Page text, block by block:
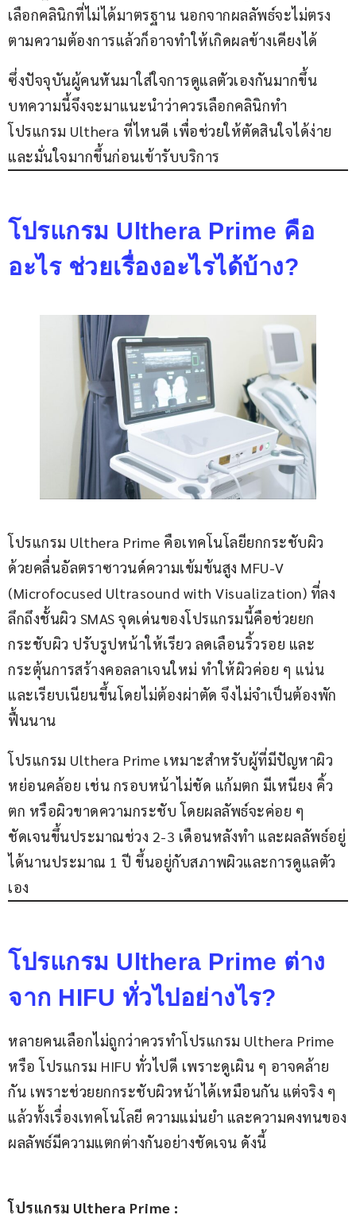
เลือกคลินิกที่ไม่ได้มาตรฐาน นอกจากผลลัพธ์จะไม่ตรง
ตามความต้องการแล้วก็อาจทำให้เกิดผลข้างเคียงได้
ซึ่งปัจจุบันผู้คนหันมาใส่ใจการดูแลตัวเองกันมากขึ้น
บทความนี้จึงจะมาแนะนำว่าควรเลือกคลินิกทำ
โปรแกรม Ulthera ที่ไหนดี เพื่อช่วยให้ตัดสินใจได้ง่าย
และมั่นใจมากขึ้นก่อนเข้ารับบริการ
โปรแกรม Ulthera Prime คือ
อะไร ช่วยเรื่องอะไรได้บ้าง?
โปรแกรม Ulthera Prime คือเทคโนโลยียกกระชับผิว
ด้วยคลื่นอัลตราซาวนด์ความเข้มข้นสูง MFU-V
(Microfocused Ultrasound with Visualization) ที่ลง
ลึกถึงชั้นผิว SMAS จุดเด่นของโปรแกรมนี้คือช่วยยก
กระชับผิว ปรับรูปหน้าให้เรียว ลดเลือนริ้วรอย และ
กระตุ้นการสร้างคอลลาเจนใหม่ ทำให้ผิวค่อย ๆ แน่น
และเรียบเนียนขึ้นโดยไม่ต้องผ่าตัด จึงไม่จำเป็นต้องพัก
ฟื้นนาน
โปรแกรม Ulthera Prime เหมาะสำหรับผู้ที่มีปัญหาผิว
หย่อนคล้อย เช่น กรอบหน้าไม่ชัด แก้มตก มีเหนียง คิ้ว
ตก หรือผิวขาดความกระชับ โดยผลลัพธ์จะค่อย ๆ
ชัดเจนขึ้นประมาณช่วง 2-3 เดือนหลังทำ และผลลัพธ์อยู่
ได้นานประมาณ 1 ปี ขึ้นอยู่กับสภาพผิวและการดูแลตัว
เอง
โปรแกรม Ulthera Prime ต่าง
จาก HIFU ทั่วไปอย่างไร?
หลายคนเลือกไม่ถูกว่าควรทำโปรแกรม Ulthera Prime
หรือ โปรแกรม HIFU ทั่วไปดี เพราะดูเผิน ๆ อาจคล้าย
กัน เพราะช่วยยกกระชับผิวหน้าได้เหมือนกัน แต่จริง ๆ
แล้วทั้งเรื่องเทคโนโลยี ความแม่นยำ และความคงทนของ
ผลลัพธ์มีความแตกต่างกันอย่างชัดเจน ดังนี้
โปรแกรม Ulthera Prime :